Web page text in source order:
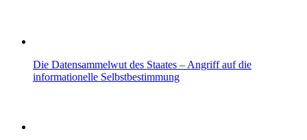
Die Datensammelwut des Staates – Angriff auf die
informationelle Selbstbestimmung